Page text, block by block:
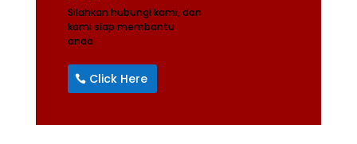
Silahkan hubungi kami, dan
kami siap membantu
anda
Click Here